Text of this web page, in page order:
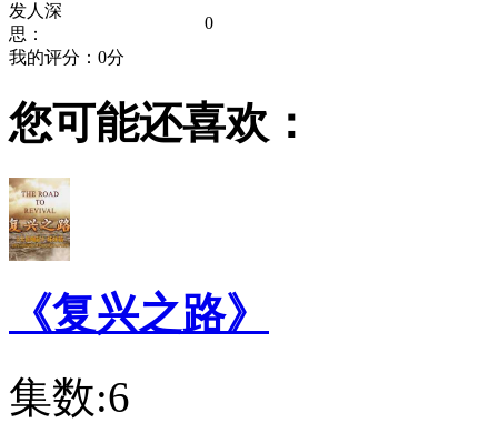
发人深
思：
0
我的评分： 0分
您可能还喜欢：
《复兴之路》
集数:6